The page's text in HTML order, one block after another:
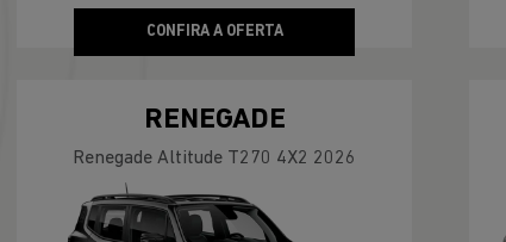
CONFIRA A OFERTA
RENEGADE
Renegade Altitude T270 4X2 2026